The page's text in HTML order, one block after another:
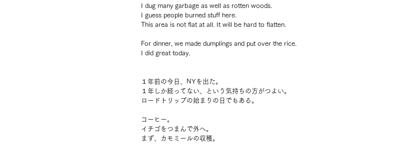
I dug many garbage as well as rotten woods.
I guess people burned stuff here.
This area is not flat at all. It will be hard to flatten.
For dinner, we made dumplings and put over the rice.
I did great today.
１年前の今日、NYを出た。
１年しか経ってない、という気持ちの方がつよい。
ロードトリップの始まりの日でもある。
コーヒー。
イチゴをつまんで外へ。
まず、カモミールの収穫。